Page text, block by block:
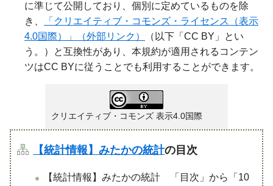
に準じて公開しており、個別に定めているものを除
き、
「クリエイティブ・コモンズ・ライセンス（表示
4.0国際）」（外部リンク）
（以下「CC BY」とい
う。）と互換性があり、本規約が適用されるコンテン
ツはCC BYに従うことでも利用することができます。
クリエイティブ・コモンズ 表示4.0国際
【統計情報】みたかの統計の目次
【統計情報】みたかの統計 「目次」から「10